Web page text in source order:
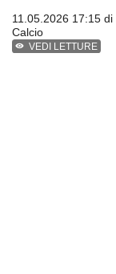
11.05.2026 17:15 di
Calcio
VEDI LETTURE